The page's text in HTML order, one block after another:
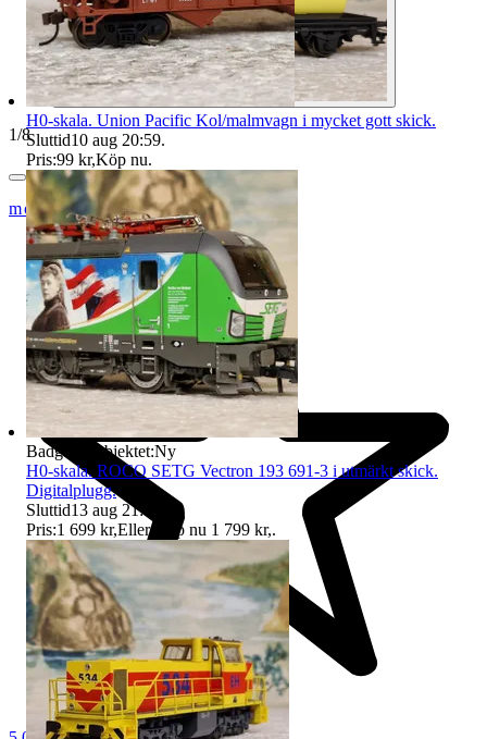
1/8
modelltågcom
H0-skala. Union Pacific Kol/malmvagn i mycket gott skick.
Sluttid10 aug 20:59.
Pris:99 kr,Köp nu.
Badge på objektet:Ny
H0-skala. ROCO SETG Vectron 193 691-3 i utmärkt skick.
Digitalplugg.
Sluttid13 aug 21:19
Pris:1 699 kr,Eller Köp nu 1 799 kr,.